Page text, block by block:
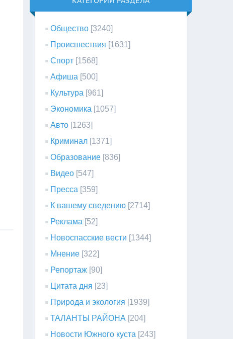
Общество [3240]
Происшествия [1631]
Спорт [1568]
Афиша [500]
Культура [961]
Экономика [1057]
Авто [1263]
Криминал [1371]
Образование [836]
Видео [547]
Пресса [359]
К вашему сведению [2714]
Реклама [52]
Новоспасские вести [1344]
Мнение [322]
Репортаж [90]
Цитата дня [23]
Природа и экология [1939]
ТАЛАНТЫ РАЙОНА [204]
Новости Южного куста [243]